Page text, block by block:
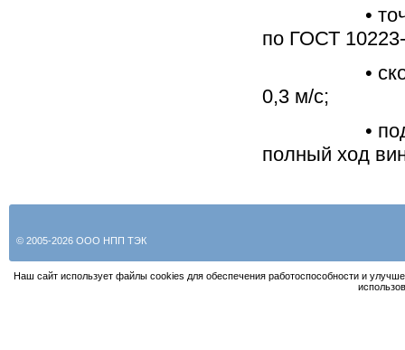
•
по ГОСТ
•
0,3 м/с;
•
полный ход
© 2005-2026 ООО НПП ТЭК
Наш сайт использует файлы cookies для обеспечения работоспособности и